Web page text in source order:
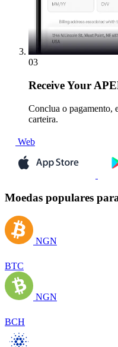
03
ReceiveYour
Conclua o pagamento,
carteira.
Web
Moedas populares
NGN
BTC
NGN
BCH